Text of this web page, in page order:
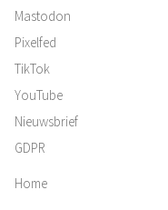
Mastodon
Pixelfed
TikTok
YouTube
Nieuwsbrief
GDPR
Home